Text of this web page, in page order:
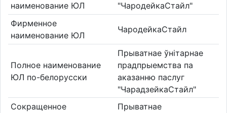
наименование ЮЛ
"ЧародейкаСтайл"
Фирменное
наименование ЮЛ
ЧародейкаСтайл
Полное наименование
ЮЛ по-белорусски
Прыватнае ўнітарнае
прадпрыемства па
аказанню паслуг
"ЧарадзейкаСтайл"
Сокращенное
Прыватнае